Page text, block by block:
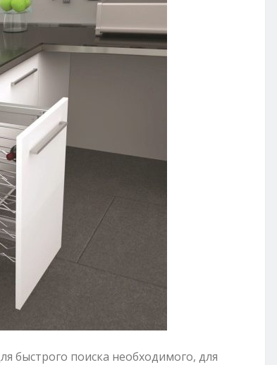
быстрого поиска необходимого, для